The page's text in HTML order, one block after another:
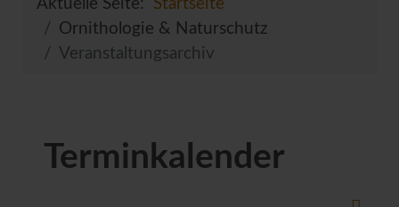
Aktuelle Seite: Startseite
Ornithologie & Naturschutz
Veranstaltungsarchiv
Terminkalender